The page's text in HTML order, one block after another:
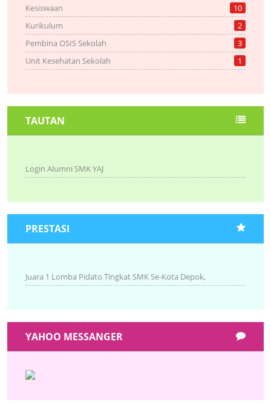
Kesiswaan
10
Kurikulum
2
Pembina OSIS Sekolah
3
Unit Kesehatan Sekolah
1
TAUTAN
Login Alumni SMK YAJ
PRESTASI
Juara 1 Lomba Pidato Tingkat SMK Se-Kota Depok,
YAHOO MESSANGER